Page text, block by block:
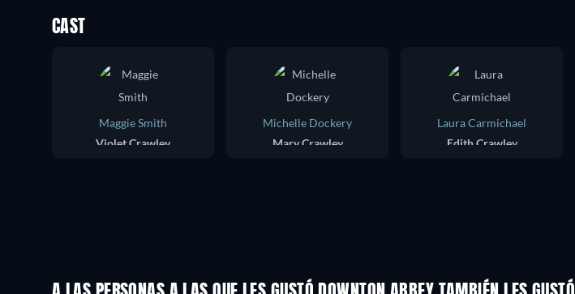
CAST
Maggie Smith
Violet Crawley
Michelle Dockery
Mary Crawley
Laura Carmichael
Edith Crawley
TV